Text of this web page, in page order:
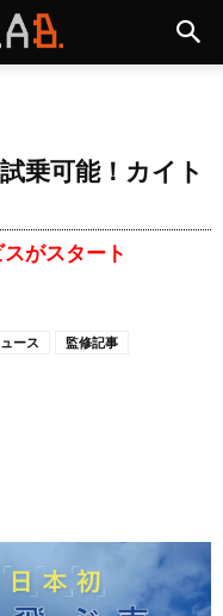
乗可能！カイト
がスタート
ース
監修記事